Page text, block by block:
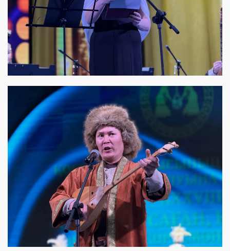
View this post on Instagram